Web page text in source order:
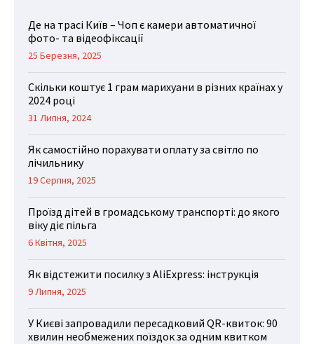
Де на трасі Київ – Чоп є камери автоматичної
фото- та відеофіксації
25 Березня, 2025
Скільки коштує 1 грам марихуани в різних країнах у
2024 році
31 Липня, 2024
Як самостійно порахувати оплату за світло по
лічильнику
19 Серпня, 2025
Проїзд дітей в громадському транспорті: до якого
віку діє пільга
6 Квітня, 2025
Як відстежити посилку з AliExpress: інструкція
9 Липня, 2025
У Києві запровадили пересадковий QR-квиток: 90
хвилин необмежених поїздок за одним квитком